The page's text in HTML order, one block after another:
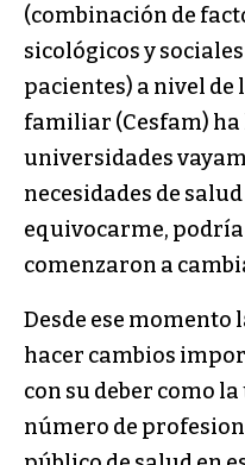
(combinación de
sicológicos y
pacientes) a nivel de
familiar (Cesfam) ha
universidades
necesidades de
equivocarme, podría
comenzaron a
Desde ese momento
hacer cambios
con su deber como
número de